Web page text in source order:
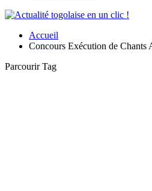
Accueil
Concours Exécution de Chants
Parcourir Tag